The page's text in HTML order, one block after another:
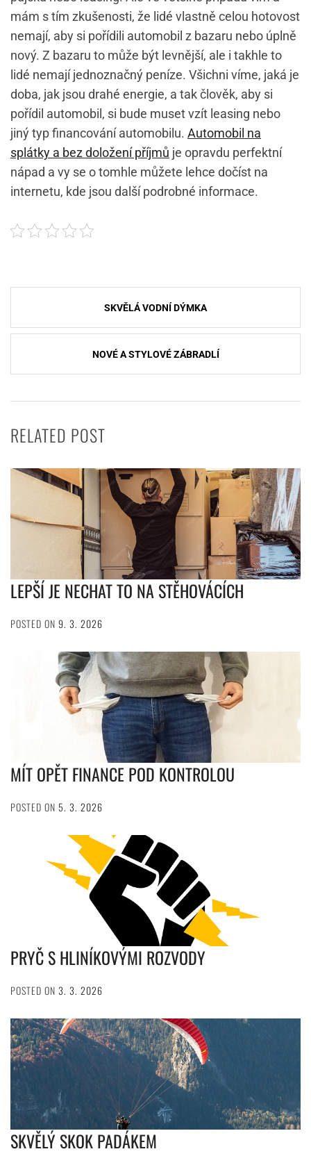
mám s tím zkušenosti, že lidé vlastně celou hotovost
nemají, aby si pořídili automobil z bazaru nebo úplně
nový. Z bazaru to může být levnější, ale i takhle to
lidé nemají jednoznačný peníze. Všichni víme, jaká je
doba, jak jsou drahé energie, a tak člověk, aby si
pořídil automobil, si bude muset vzít leasing nebo
jiný typ financování automobilu. Automobil na
splátky a bez doložení příjmů je opravdu perfektní
nápad a vy se o tomhle můžete lehce dočíst na
internetu, kde jsou další podrobné informace.
Navigace
pro
SKVĚLÁ VODNÍ DÝMKA
NOVÉ A STYLOVÉ ZÁBRADLÍ
RELATED POST
LEPŠÍ JE NECHAT TO NA STĚHOVÁCÍCH
POSTED ON 9. 3. 2026
MÍT OPĚT FINANCE POD KONTROLOU
POSTED ON 5. 3. 2026
PRYČ S HLINÍKOVÝMI ROZVODY
POSTED ON 3. 3. 2026
SKVĚLÝ SKOK PADÁKEM